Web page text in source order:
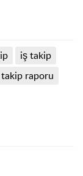
iş takip
raporu